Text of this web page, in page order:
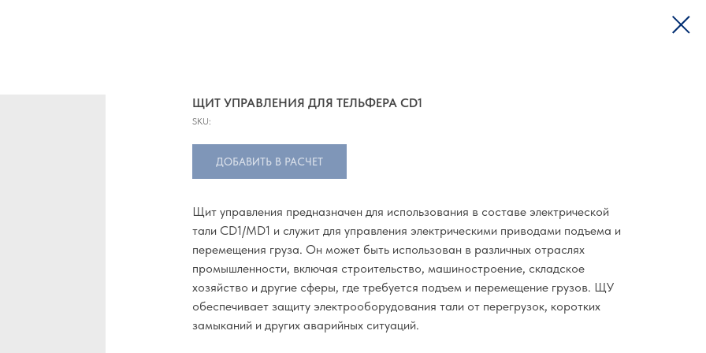
ЩИТ УПРАВЛЕНИЯ ДЛЯ ТЕЛЬФЕРА CD1
SKU:
ДОБАВИТЬ В РАСЧЕТ
Щит управления предназначен для использования в составе электрической
тали CD1/MD1 и служит для управления электрическими приводами подъема и
перемещения груза. Он может быть использован в различных отраслях
промышленности, включая строительство, машиностроение, складское
хозяйство и другие сферы, где требуется подъем и перемещение грузов. ЩУ
обеспечивает защиту электрооборудования тали от перегрузок, коротких
замыканий и других аварийных ситуаций.